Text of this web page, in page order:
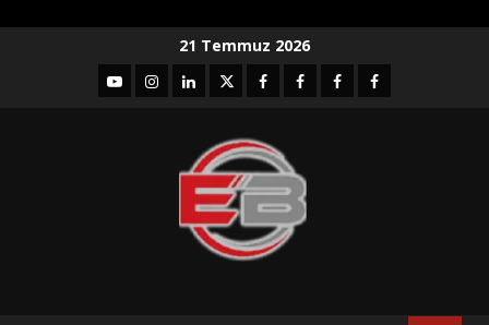
21 Temmuz 2026
YouTubeInstagram
LinkedIntwitterfacebook-Facebook-
Facebook-Facebook-